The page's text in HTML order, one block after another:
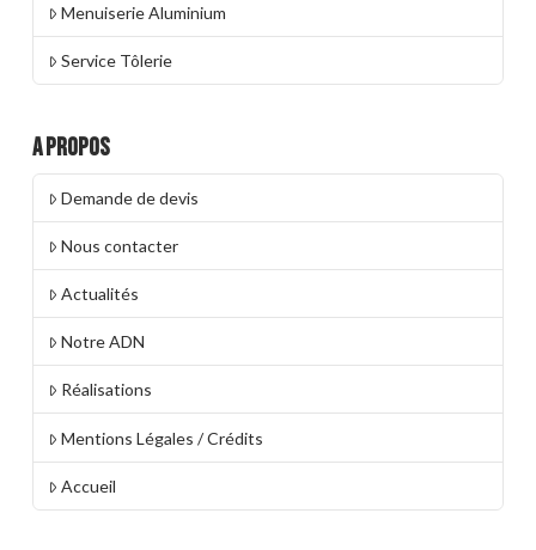
Menuiserie Aluminium
Service Tôlerie
A propos
Demande de devis
Nous contacter
Actualités
Notre ADN
Réalisations
Mentions Légales / Crédits
Accueil